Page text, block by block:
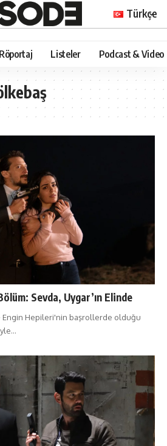
Türkçe
Röportaj Listeler Podcast & Video
Sevda, Uygar’ın Elinde
Engin Hepileri'nin başrollerde olduğu